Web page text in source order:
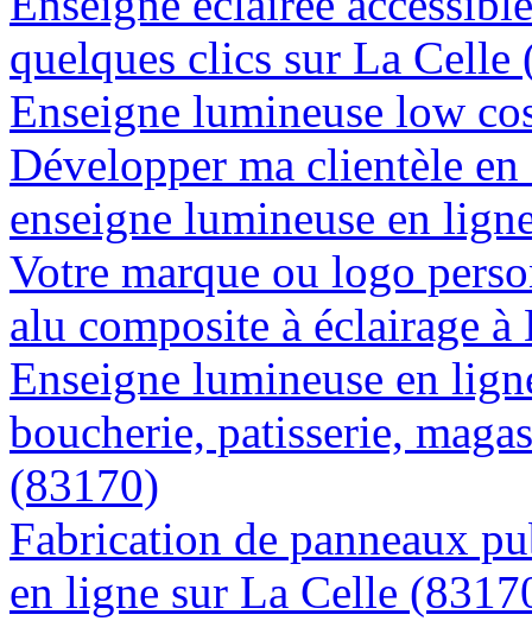
quelques clics sur La Celle
Enseigne lumineuse low
Développer ma clientèle
enseigne lumineuse en
Votre marque ou logo
alu composite à éclairage
Enseigne lumineuse en
boucherie, patisserie,
(83170)
Fabrication de panneaux
en ligne sur La Celle